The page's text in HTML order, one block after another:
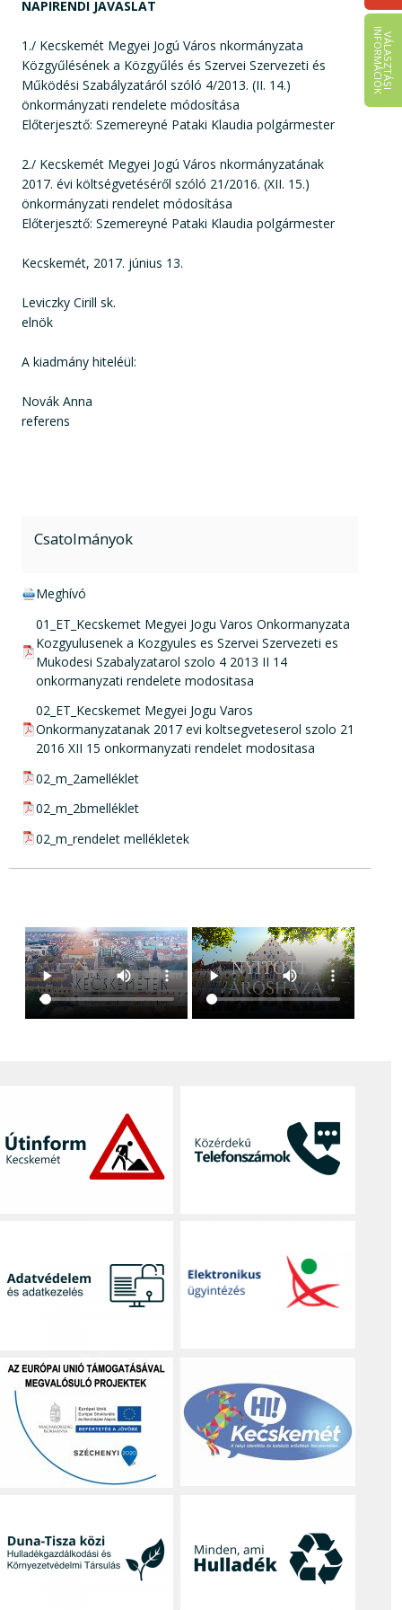
V
Á
L
A
S
Z
T
Á
S
I
IN
F
O
R
M
Á
C
I
Ó
K
NAPIRENDI JAVASLAT
1./ Kecskemét Megyei Jogú Város nkormányzata
Közgyűlésének a Közgyűlés és Szervei Szervezeti és
Működési Szabályzatáról szóló 4/2013. (II. 14.)
önkormányzati rendelete módosítása
Előterjesztő: Szemereyné Pataki Klaudia polgármester
2./ Kecskemét Megyei Jogú Város nkormányzatának
2017. évi költségvetéséről szóló 21/2016. (XII. 15.)
önkormányzati rendelet módosítása
Előterjesztő: Szemereyné Pataki Klaudia polgármester
Kecskemét, 2017. június 13.
Leviczky Cirill sk.
elnök
A kiadmány hiteléül:
Novák Anna
referens
Csatolmányok
doc csatolmány:
Meghívó
pdf csatolmány:
01_ET_Kecskemet Megyei Jogu Varos Onkormanyzata
Kozgyulusenek a Kozgyules es Szervei Szervezeti es
Mukodesi Szabalyzatarol szolo 4 2013 II 14
onkormanyzati rendelete modositasa
pdf csatolmány:
02_ET_Kecskemet Megyei Jogu Varos
Onkormanyzatanak 2017 evi koltsegveteserol szolo 21
2016 XII 15 onkormanyzati rendelet modositasa
pdf csatolmány:
02_m_2amelléklet
pdf csatolmány:
02_m_2bmelléklet
pdf csatolmány:
02_m_rendelet mellékletek